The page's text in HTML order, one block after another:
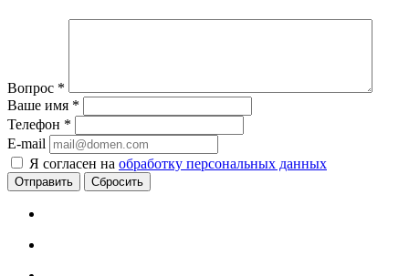
Вопрос *
Ваше имя *
Телефон *
E-mail
Я согласен на обработку персональных данных
Сбросить